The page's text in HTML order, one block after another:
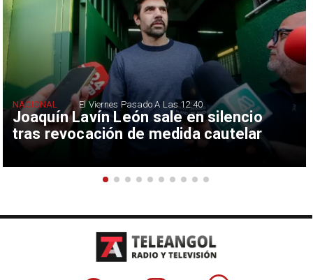
Joaquín Lavín León sale en silencio
tras revocación de medida cautelar
NACIONAL El Viernes Pasado A Las 12:40